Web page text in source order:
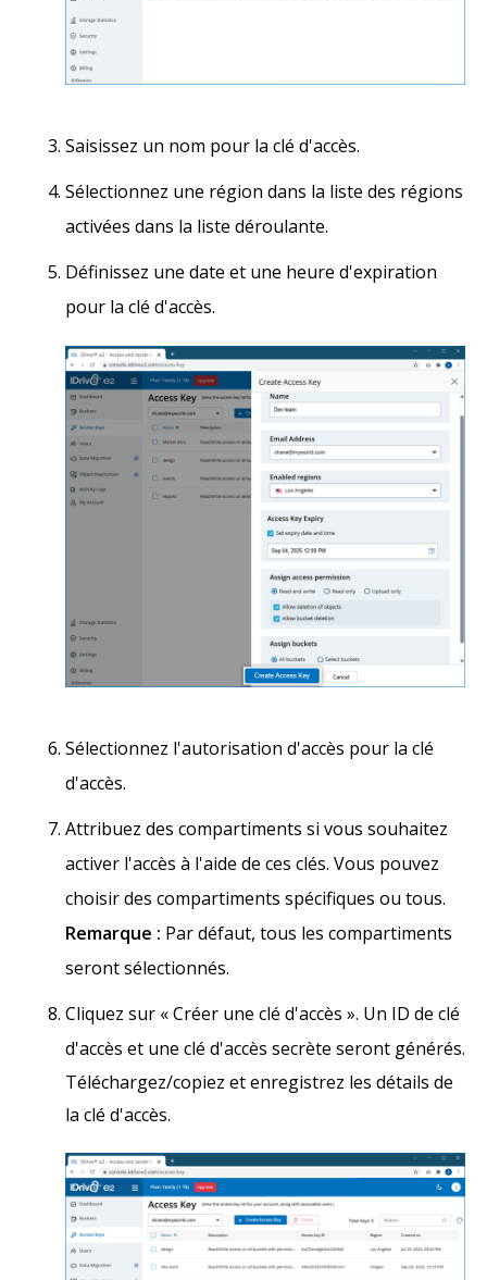
Saisissez un nom pour la clé d'accès.
Sélectionnez une région dans la liste des régions
activées dans la liste déroulante.
Définissez une date et une heure d'expiration
pour la clé d'accès.
Sélectionnez l'autorisation d'accès pour la clé
d'accès.
Attribuez des compartiments si vous souhaitez
activer l'accès à l'aide de ces clés. Vous pouvez
choisir des compartiments spécifiques ou tous.
Remarque : Par défaut, tous les compartiments
seront sélectionnés.
Cliquez sur « Créer une clé d'accès ». Un ID de clé
d'accès et une clé d'accès secrète seront générés.
Téléchargez/copiez et enregistrez les détails de
la clé d'accès.